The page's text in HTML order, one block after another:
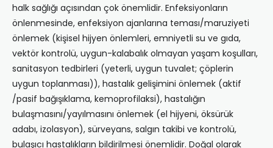
halk sağlığı açısından çok önemlidir. Enfeksiyonların
önlenmesinde, enfeksiyon ajanlarına teması/maruziyeti
önlemek (kişisel hijyen önlemleri, emniyetli su ve gıda,
vektör kontrolü, uygun-kalabalık olmayan yaşam koşulları,
sanitasyon tedbirleri (yeterli, uygun tuvalet; çöplerin
uygun toplanması)), hastalık gelişimini önlemek (aktif
/pasif bağışıklama, kemoprofilaksi), hastalığın
bulaşmasını/yayılmasını önlemek (el hijyeni, öksürük
adabı, izolasyon), sürveyans, salgın takibi ve kontrolü,
bulaşıcı hastalıkların bildirilmesi önemlidir. Doğal olarak